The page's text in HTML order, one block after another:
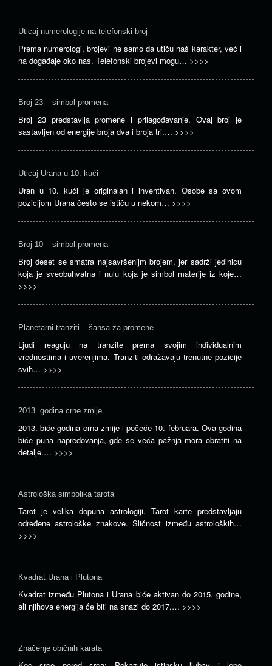
Uticaj numerologije na telefonski broj
Prema numerologi, brojevi ne samo da utiču naš karakter, već i
na događaje oko nas. Telefonski brojevi mogu… >>>>
Broj 23 – simbol promena
Broj 23 predstavlja promene i prilagođavanje. Ovaj broj je
sastavljen od energije broja dva i broja tri.… >>>>
Uticaj Urana u 10. kući
Uran u 10. kući je originalan i inventivan. Osobe sa ovom
pozicijom Urana često se ističu u nekom… >>>>
Broj 10 – simbol promena
Broj deset se smatra najsavršenijm brojem, jer sadrži jedinicu
koja je sveobuhvatna i nulu koja je simbol materije iz koje…
>>>>
Planetarni tranziti – šansa za promene
Ljudi reaguju na tranzite prema svojim individualnim
vrednostima i uverenjima. Tranziti odražavaju trenutne pozicije
svih… >>>>
2013. godina crne zmije
2013. biće godina crna zmije i počeće 10. februara. Ova godina
biće puna napredovanja, gde se veća pažnja mora obratiti na
detalje.… >>>>
Astrološka simbolika tarota
Tarot je velika dopuna astrologiji. Tarot karte predstavljaju
određene astrološke znakove. Sličnost između astroloških…
>>>>
Kvadrat Urana i Plutona
Kvadrat između Plutona i Urana biće aktivan do 2015. godine,
ali njihova energija će biti na snazi do 2017.… >>>>
Značenje običnih karata